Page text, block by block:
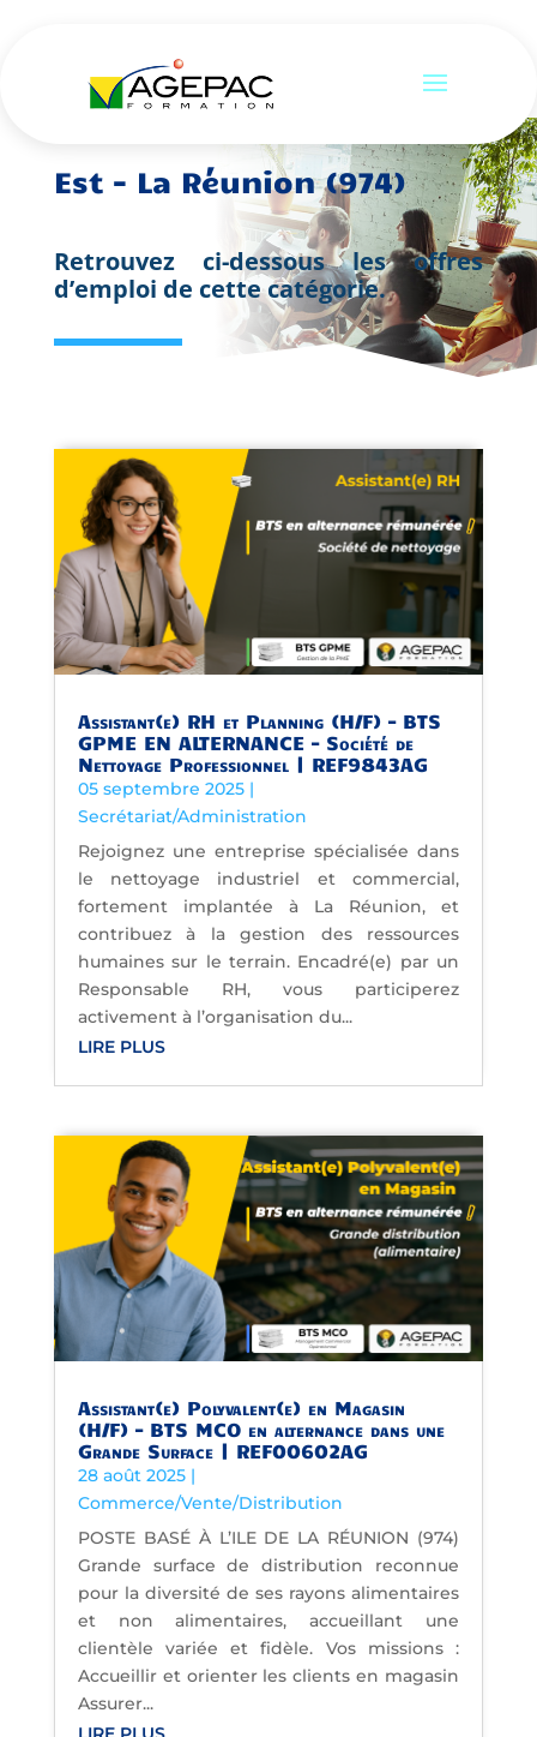
Est - La Réunion (974)
Retrouvez ci-dessous les offres
d’emploi de cette catégorie.
Assistant(e) RH et Planning (H/F) – BTS
GPME EN ALTERNANCE – Société de
Nettoyage Professionnel | REF9843AG
05 septembre 2025|
Secrétariat/Administration
Rejoignez une entreprise spécialisée dans
le nettoyage industriel et commercial,
fortement implantée à La Réunion, et
contribuez à la gestion des ressources
humaines sur le terrain. Encadré(e) par un
Responsable RH, vous participerez
activement à l’organisation du...
LIRE PLUS
Assistant(e) Polyvalent(e) en Magasin
(H/F) – BTS MCO en alternance dans une
Grande Surface | REF00602AG
28 août 2025|
Commerce/Vente/Distribution
POSTE BASÉ À L’ILE DE LA RÉUNION (974)
Grande surface de distribution reconnue
pour la diversité de ses rayons alimentaires
et non alimentaires, accueillant une
clientèle variée et fidèle. Vos missions :
Accueillir et orienter les clients en magasin
Assurer...